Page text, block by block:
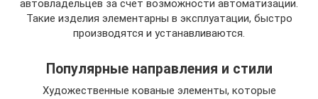
автовладельцев за счет возможности автоматизации.
Такие изделия элементарны в эксплуатации, быстро
производятся и устанавливаются.
Популярные направления и стили
Художественные кованые элементы, которые